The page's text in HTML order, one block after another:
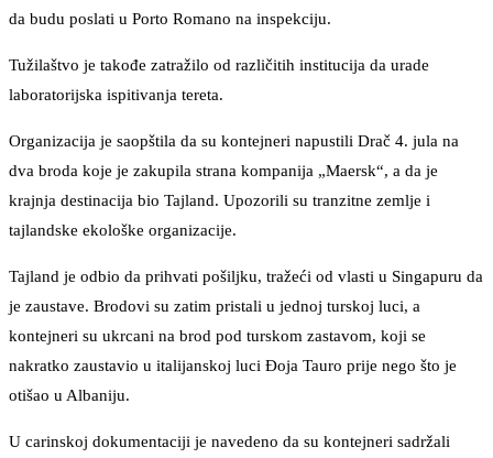
da budu poslati u Porto Romano na inspekciju.
Tužilaštvo je takođe zatražilo od različitih institucija da urade
laboratorijska ispitivanja tereta.
Organizacija je saopštila da su kontejneri napustili Drač 4. jula na
dva broda koje je zakupila strana kompanija „Maersk“, a da je
krajnja destinacija bio Tajland. Upozorili su tranzitne zemlje i
tajlandske ekološke organizacije.
Tajland je odbio da prihvati pošiljku, tražeći od vlasti u Singapuru da
je zaustave. Brodovi su zatim pristali u jednoj turskoj luci, a
kontejneri su ukrcani na brod pod turskom zastavom, koji se
nakratko zaustavio u italijanskoj luci Đoja Tauro prije nego što je
otišao u Albaniju.
U carinskoj dokumentaciji je navedeno da su kontejneri sadržali